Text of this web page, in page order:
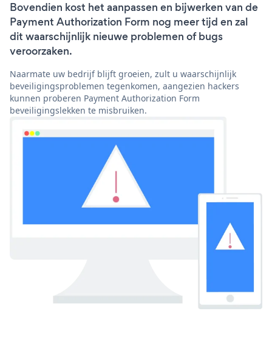
Bovendien kost het aanpassen en bijwerken van de
Payment Authorization Form nog meer tijd en zal
dit waarschijnlijk nieuwe problemen of bugs
veroorzaken.
Naarmate uw bedrijf blijft groeien, zult u waarschijnlijk
beveiligingsproblemen tegenkomen, aangezien hackers
kunnen proberen Payment Authorization Form
beveiligingslekken te misbruiken.